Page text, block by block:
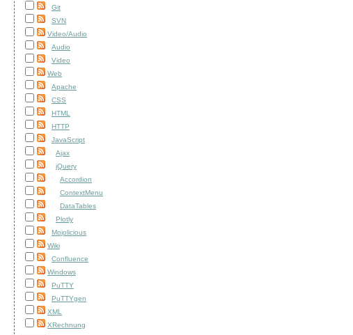
Git
SVN
Video/Audio
Audio
Video
Web
Apache
CSS
HTML
HTTP
JavaScript
Ajax
jQuery
Accordion
ContextMenu
DataTables
Plotly
Mojolicious
Wiki
Confluence
Windows
PuTTY
PuTTYgen
XML
XRechnung